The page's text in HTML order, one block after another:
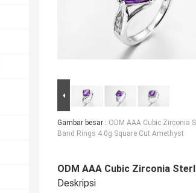
Gambar besar : ODM AAA Cubic Zirconia
Band Rings 4.0g Square Cut Amethyst
ODM AAA Cubic Zirconia
Deskripsi